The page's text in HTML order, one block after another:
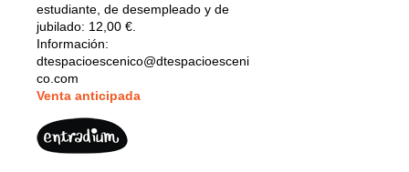
estudiante, de desempleado y de
jubilado: 12,00 €.
Información:
dtespacioescenico@dtespacioesceni
co.com
Venta anticipada